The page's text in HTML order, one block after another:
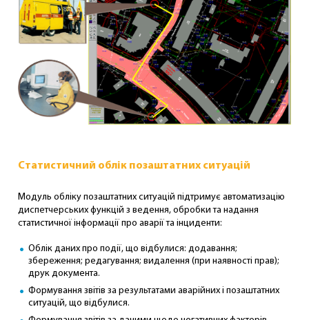
Статистичний облік позаштатних ситуацій
Модуль обліку позаштатних ситуацій підтримує автоматизацію
диспетчерських функцій з ведення, обробки та надання
статистичної інформації про аварії та інциденти:
Облік даних про події, що відбулися: додавання;
збереження; редагування; видалення (при наявності прав);
друк документа.
Формування звітів за результатами аварійних і позаштатних
ситуацій, що відбулися.